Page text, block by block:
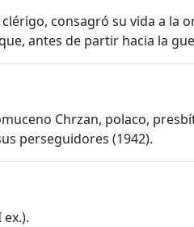
consagró su vida a la
antes de partir hacia la
Chrzan, polaco,
perseguidores (1942).